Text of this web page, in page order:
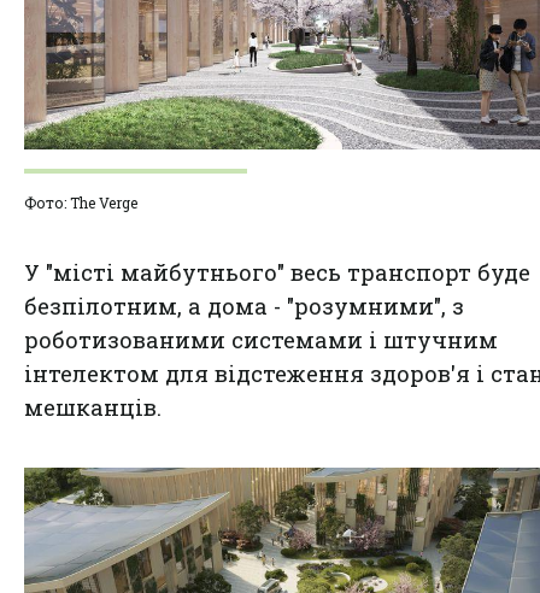
Фото: The Verge
У "місті майбутнього" весь транспорт буде
безпілотним, а дома - "розумними", з
роботизованими системами і штучним
інтелектом для відстеження здоров'я і
мешканців.